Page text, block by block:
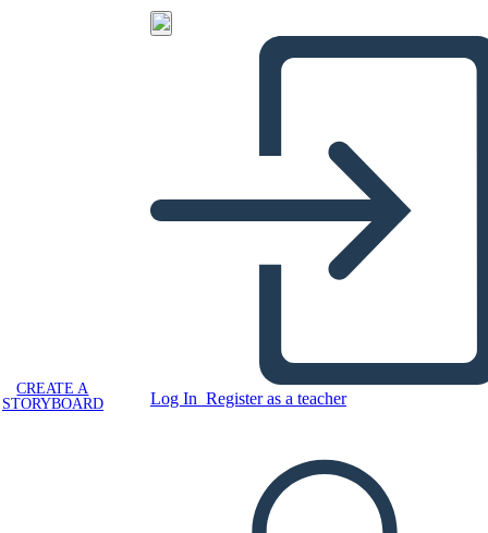
CREATE A
STORYBOARD
Log In Register as a teacher